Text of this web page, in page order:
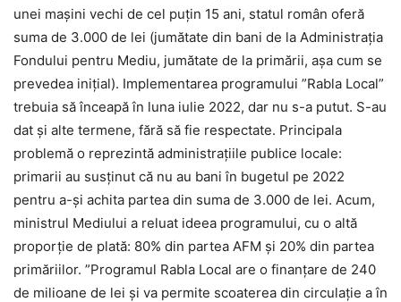
unei mașini vechi de cel puțin 15 ani, statul român oferă
suma de 3.000 de lei (jumătate din bani de la Administrația
Fondului pentru Mediu, jumătate de la primării, așa cum se
prevedea inițial). Implementarea programului ”Rabla Local”
trebuia să înceapă în luna iulie 2022, dar nu s-a putut. S-au
dat și alte termene, fără să fie respectate. Principala
problemă o reprezintă administrațiile publice locale:
primarii au susținut că nu au bani în bugetul pe 2022
pentru a-și achita partea din suma de 3.000 de lei. Acum,
ministrul Mediului a reluat ideea programului, cu o altă
proporție de plată: 80% din partea AFM și 20% din partea
primăriilor. ”Programul Rabla Local are o finanțare de 240
de milioane de lei și va permite scoaterea din circulație a în